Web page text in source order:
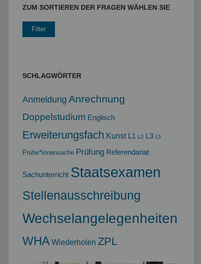
ZUM SORTIEREN DER FRAGEN WÄHLEN SIE
SCHLAGWÖRTER
Anmeldung Anrechnung
Doppelstudium Englisch
Erweiterungsfach Kunst L1 L2 L3 L5
Prüfer*innensuche Prüfung Referendariat
Sachunterricht Staatsexamen
Stellenausschreibung
Wechselangelegenheiten
WHA Wiederholen ZPL